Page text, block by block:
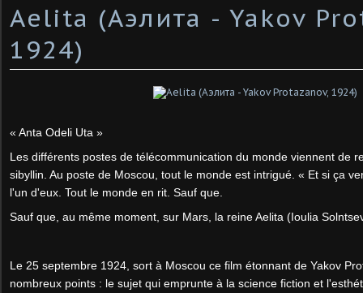
Aelita (Аэлита - Yakov
1924)
« Anta Odeli Uta »
Les différents postes de télécommunication du monde viennent de
sibyllin. Au poste de Moscou, tout le monde est intrigué. « Et si ça
l'un d'eux. Tout le monde en rit. Sauf que.
Sauf que, au même moment, sur Mars, la reine Aelita (Ioulia
Le 25 septembre 1924, sort à Moscou ce film étonnant de Yakov
nombreux points : le sujet qui emprunte à la science fiction et